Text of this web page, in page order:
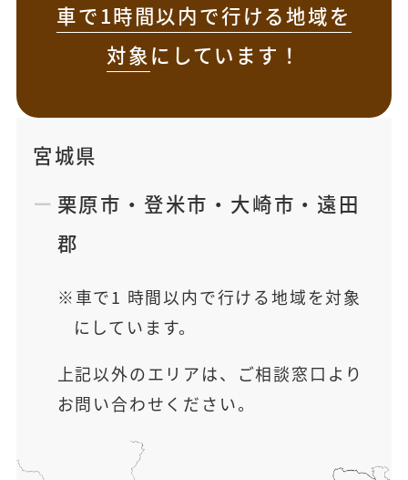
車で1時間以内で行ける地域を
対象にしています！
宮城県
栗原市 ・ 登米市 ・ 大崎市 ・ 遠田
郡
車で1 時間以内で行ける地域を対象
にしています。
上記以外のエリアは、ご相談窓口より
お問い合わせください。